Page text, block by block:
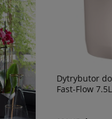
Dytrybutor
Fast-Flow